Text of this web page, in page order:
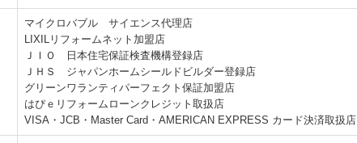
マイクロバブル サイエンス代理店
LIXILリフォームネット加盟店
ＪＩＯ 日本住宅保証検査機構登録店
ＪＨＳ ジャパンホームシールドビルダー登録店
グリーンワランティパーフェクト保証加盟店
はぴｅリフォームローンクレジット取扱店
VISA・JCB・Master Card・AMERICAN EXPRESS カード決済取扱店